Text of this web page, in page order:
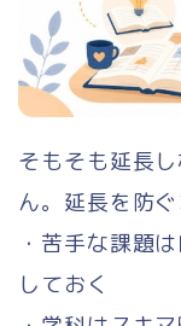
そもそも延長
ん。延長を防ぐ
・苦手な課題
しておく